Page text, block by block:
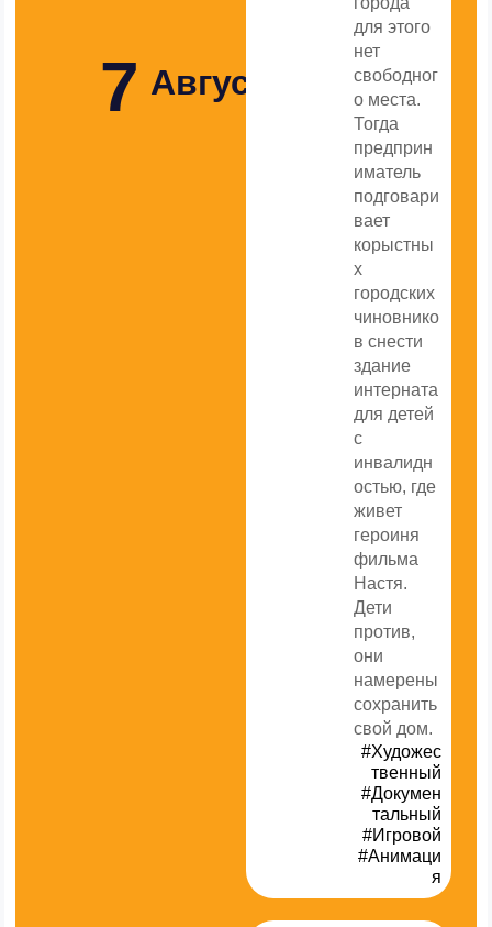
7 Августа
для этого
нет
свободног
о места.
Тогда
предприн
иматель
подговари
вает
корыстны
х
городских
чиновнико
в снести
здание
интерната
для детей
с
инвалидн
остью, где
живет
героиня
фильма
Настя.
Дети
против,
они
намерены
сохранить
свой дом.
#Художес
твенный
#Докумен
тальный
#Игровой
#Анимаци
я